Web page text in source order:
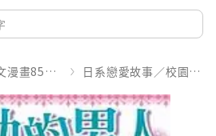
📌圖文漫畫85折起 日系戀愛故事／校園青春